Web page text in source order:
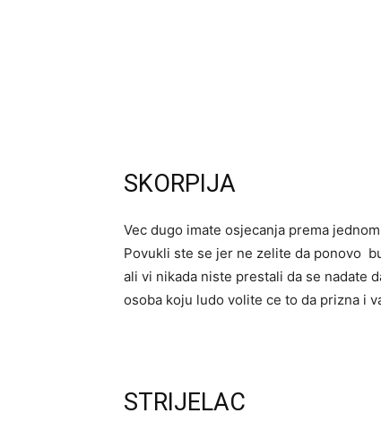
SKORPIJA
Vec dugo imate osjecanja prema
Povukli ste se jer ne zelite da ponovo
ali vi nikada niste prestali da se nadate
osoba koju ludo volite ce to da prizna i
STRIJELAC